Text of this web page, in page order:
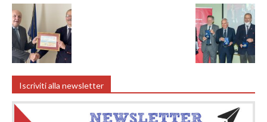
Iscriviti alla newsletter